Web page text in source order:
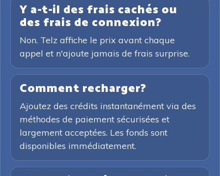
Y a-t-il des frais cachés ou
des frais de connexion?
Non. Telz affiche le prix avant chaque
appel et n'ajoute jamais de frais surprise.
Comment recharger?
Ajoutez des crédits instantanément via des
méthodes de paiement sécurisées et
largement acceptées. Les fonds sont
disponibles immédiatement.